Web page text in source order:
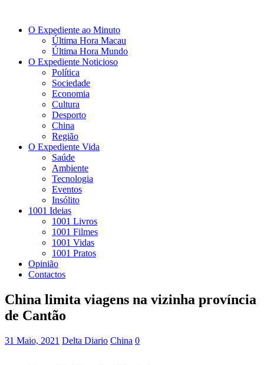
O Expediente ao Minuto
Última Hora Macau
Última Hora Mundo
O Expediente Noticioso
Política
Sociedade
Economia
Cultura
Desporto
China
Região
O Expediente Vida
Saúde
Ambiente
Tecnologia
Eventos
Insólito
1001 Ideias
1001 Livros
1001 Filmes
1001 Vidas
1001 Pratos
Opinião
Contactos
China limita viagens na vizinha província
de Cantão
31 Maio, 2021 Delta Diario China 0